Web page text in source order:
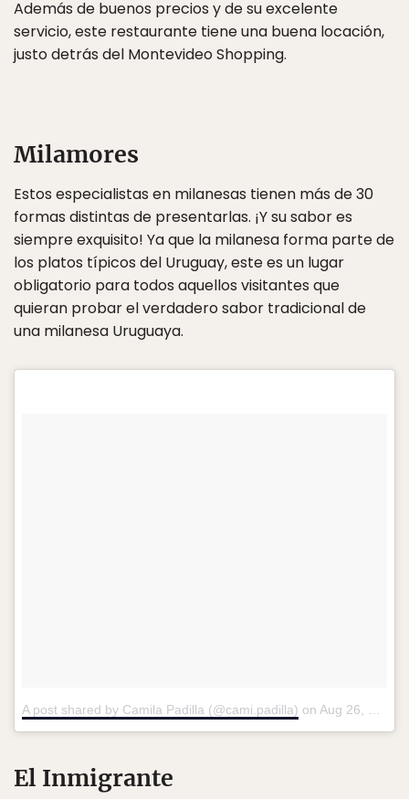
Además de buenos precios y de su excelente
servicio, este restaurante tiene una buena locación,
justo detrás del Montevideo Shopping.
Milamores
Estos especialistas en milanesas tienen más de 30
formas distintas de presentarlas. ¡Y su sabor es
siempre exquisito! Ya que la milanesa forma parte de
los platos típicos del Uruguay, este es un lugar
obligatorio para todos aquellos visitantes que
quieran probar el verdadero sabor tradicional de
una milanesa Uruguaya.
A post shared by Camila Padilla (@cami.padilla) on Aug 26, 2017 at 9:43am PDT
El Inmigrante